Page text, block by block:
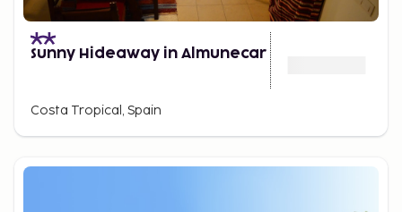
Sunny Hideaway in Almunecar
Costa Tropical, Spain